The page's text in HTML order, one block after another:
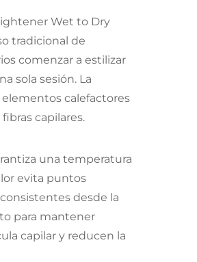
Wet to Dry
tradicional de
comenzar a estilizar
sola sesión. La
calefactores
capilares.
una temperatura
evita puntos
desde la
para mantener
capilar y reducen la